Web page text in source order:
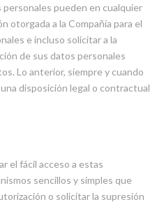
pueden en cualquier
otorgada a la Compañía para el
e incluso solicitar a la
de sus datos personales
Lo anterior, siempre y cuando
disposición legal o contractual
el fácil acceso a estas
sencillos y simples que
o solicitar la supresión